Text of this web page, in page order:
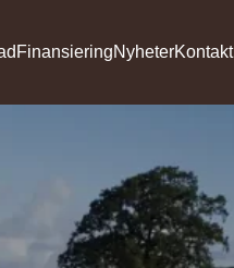
FinansieringNyheterKontakt